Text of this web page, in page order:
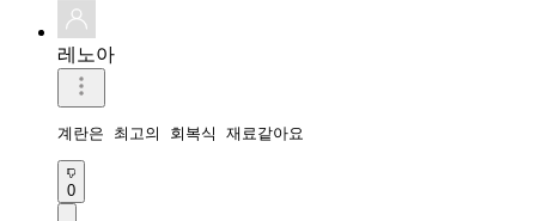
레노아
계란은 최고의 회복식 재료같아요
0